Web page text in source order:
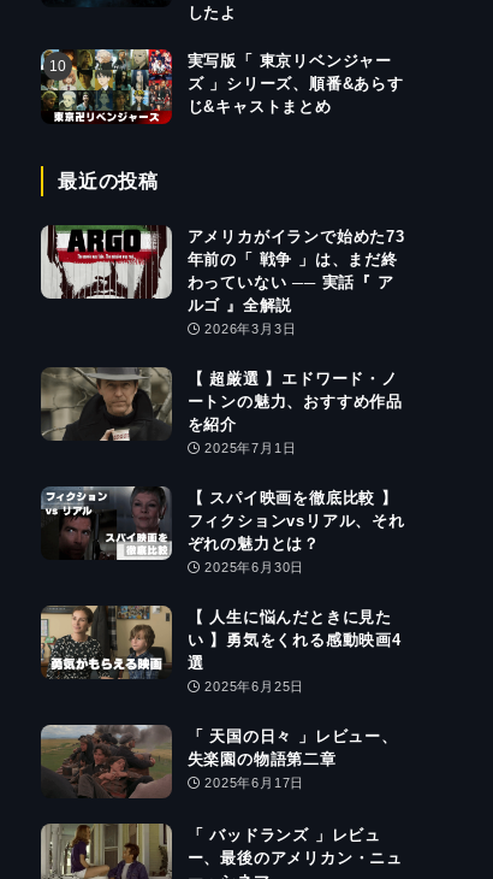
したよ
実写版「 東京リベンジャー
ズ 」シリーズ、順番&あらす
じ&キャストまとめ
最近の投稿
アメリカがイランで始めた73
年前の「 戦争 」は、まだ終
わっていない ── 実話『 ア
ルゴ 』全解説
2026年3月3日
【 超厳選 】エドワード・ノ
ートンの魅力、おすすめ作品
を紹介
2025年7月1日
【 スパイ映画を徹底比較 】
フィクションvsリアル、それ
ぞれの魅力とは？
2025年6月30日
【 人生に悩んだときに見た
い 】勇気をくれる感動映画4
選
2025年6月25日
「 天国の日々 」レビュー、
失楽園の物語第二章
2025年6月17日
「 バッドランズ 」レビュ
ー、最後のアメリカン・ニュ